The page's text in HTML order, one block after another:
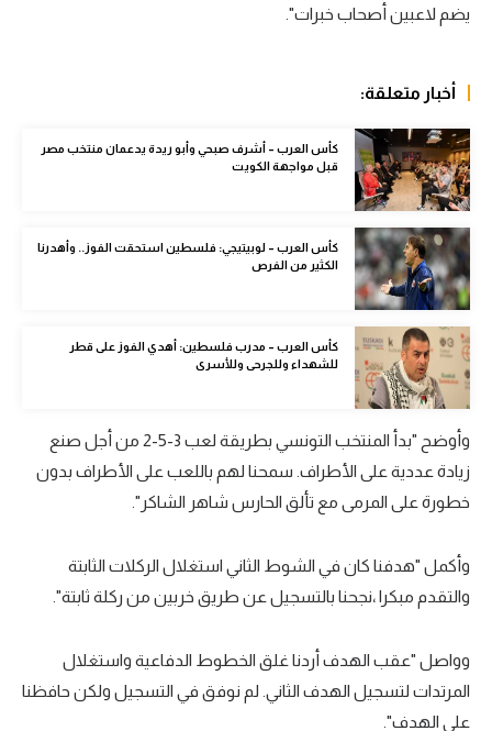
سعودي في الجول
الدوري الإسباني
دوري أبطال أوروبا
القسم الثاني
رياضات أخرى
أمم إفريقيا
كرة سلة
كرة يد
كرة طائرة
الوطن العربي
رياضة نسائية
أمريكا
ركن الألعاب
يضم لاعبين أصحاب خبرات".
أخبار متعلقة:
كأس العرب – أشرف صبحي وأبو ريدة يدعمان منتخب مصر
قبل مواجهة الكويت
كأس العرب – لوبيتيجي: فلسطين استحقت الفوز.. وأهدرنا
الكثير من الفرص
كأس العرب – مدرب فلسطين: أهدي الفوز على قطر
للشهداء وللجرحى وللأسرى
وأوضح "بدأ المنتخب التونسي بطريقة لعب 3-5-2 من أجل صنع
زيادة عددية على الأطراف. سمحنا لهم باللعب على الأطراف بدون
خطورة على المرمى مع تألق الحارس شاهر الشاكر".
وأكمل "هدفنا كان في الشوط الثاني استغلال الركلات الثابتة
والتقدم مبكرا ،نجحنا بالتسجيل عن طريق خربين من ركلة ثابتة".
وواصل "عقب الهدف أردنا غلق الخطوط الدفاعية واستغلال
المرتدات لتسجيل الهدف الثاني. لم نوفق في التسجيل ولكن حافظنا
على الهدف".